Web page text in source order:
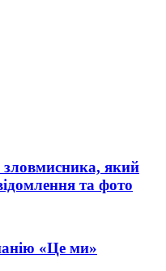
який
та фото
«Це ми»